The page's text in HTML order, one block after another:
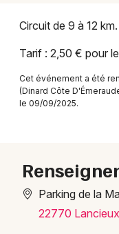
Sorties famille
Sorties & loisirs
Balades en
Toulouse
Toutes les villes
Circuit de 9 à 12 km.
Tarif : 2,50 € pour
Cet événement a été
(Dinard Côte
le 09/09/2025.
Parking de la
22770 Lancieux